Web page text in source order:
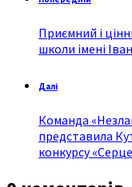
Приємний і
школи імені
Далі
Команда
представила
конкурсу